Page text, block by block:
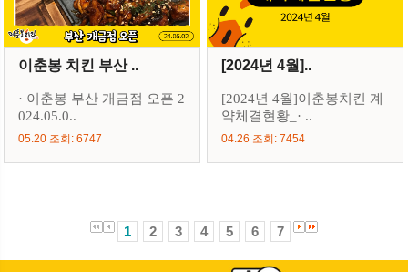
이춘봉 치킨 부산 ..
· 이춘봉 부산 개금점 오픈 2
024.05.0..
05.20 조회: 6747
[2024년 4월]..
[2024년 4월]이춘봉치킨 계
약체결현황_· ..
04.26 조회: 7454
1 2 3 4 5 6 7